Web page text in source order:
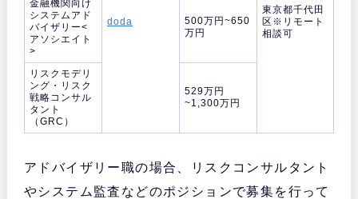
doda
東京都千代田
区※リモート
相談可
金融機関向け
システムアド
バイザリー<
アソシエイト
>
500万円~650
万円
リスクモデリ
ング・リスク
戦略コンサル
タント
（GRC）
529万円
~1,300万円
アドバイザリー職の場合、リスクコンサルタント
やシステム監査などのポジションで募集を行って